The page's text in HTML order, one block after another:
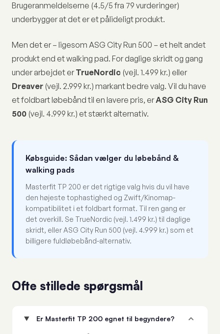
Brugeranmeldelserne (4.5/5 fra 79 vurderinger)
underbygger at det er et pålideligt produkt.
Men det er – ligesom ASG City Run 500 – et helt andet
produkt end et walking pad. For daglige skridt og gang
under arbejdet er TrueNordic (vejl. 1.499 kr.) eller
Dreaver (vejl. 2.999 kr.) markant bedre valg. Vil du have
et foldbart løbebånd til en lavere pris, erASG City Run
500 (vejl. 4.999 kr.) et stærkt alternativ.
Købsguide: Sådan vælger du løbebånd &
walking pads
Masterfit TP 200 er det rigtige valg hvis du vil have
den højeste tophastighed og Zwift/Kinomap-
kompatibilitet i et foldbart format. Til ren gang er
det overkill. Se TrueNordic (vejl. 1.499 kr.) til daglige
skridt, eller ASG City Run 500 (vejl. 4.999 kr.) som et
billigere fuldløbebånd-alternativ.
Ofte stillede spørgsmål
Er Masterfit TP 200 egnet til begyndere?